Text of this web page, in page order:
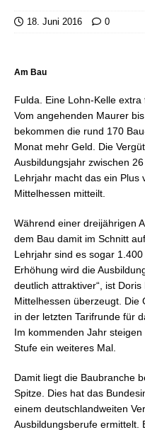
18. Juni 2016 0
Am Bau
Fulda. Eine Lohn-Kelle
Vom angehenden Maurer
bekommen die rund 170
Monat mehr Geld. Die
Ausbildungsjahr zwischen
Lehrjahr macht das ein Plus
Mittelhessen mitteilt.
Während einer dreijährigen
dem Bau damit im Schnitt
Lehrjahr sind es sogar
Erhöhung wird die
deutlich attraktiver“, ist
Mittelhessen überzeugt. Die
in der letzten Tarifrunde für
Im kommenden Jahr
Stufe ein weiteres Mal.
Damit liegt die Baubranche
Spitze. Dies hat das
einem deutschlandweiten
Ausbildungsberufe ermittelt.